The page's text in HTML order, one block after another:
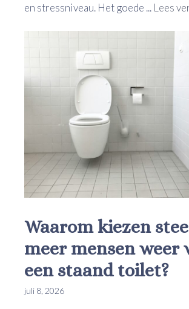
en stressniveau. Het goede ... Lees
Waarom kiezen
meer mensen weer
een staand toilet?
juli 8, 2026